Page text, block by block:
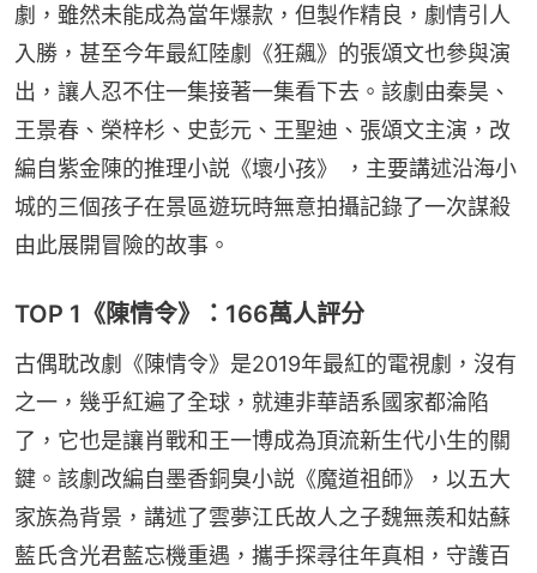
劇，雖然未能成為當年爆款，但製作精良，劇情引人
入勝，甚至今年最紅陸劇《狂飆》的張頌文也參與演
出，讓人忍不住一集接著一集看下去。該劇由秦昊、
王景春、榮梓杉、史彭元、王聖迪、張頌文主演，改
編自紫金陳的推理小説《壞小孩》 ，主要講述沿海小
城的三個孩子在景區遊玩時無意拍攝記錄了一次謀殺
由此展開冒險的故事。
TOP 1《陳情令》：166萬人評分
古偶耽改劇《陳情令》是2019年最紅的電視劇，沒有
之一，幾乎紅遍了全球，就連非華語系國家都淪陷
了，它也是讓肖戰和王一博成為頂流新生代小生的關
鍵。該劇改編自墨香銅臭小説《魔道祖師》，以五大
家族為背景，講述了雲夢江氏故人之子魏無羨和姑蘇
藍氏含光君藍忘機重遇，攜手探尋往年真相，守護百